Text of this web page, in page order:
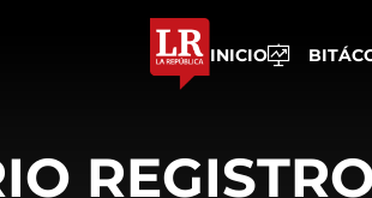
INICIO